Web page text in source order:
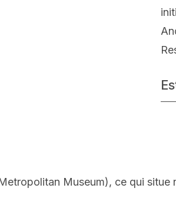
Museum), ce qui